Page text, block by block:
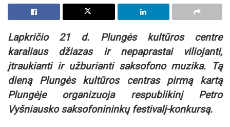
Lapkričio 21 d. Plungės kultūros centre
karaliaus džiazas ir nepaprastai viliojanti,
įtraukianti ir užburianti saksofono muzika. Tą
dieną Plungės kultūros centras pirmą kartą
Plungėje organizuoja respublikinį Petro
Vyšniausko saksofonininkų festivalį-konkursą.